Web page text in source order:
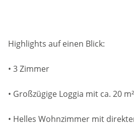
Highlights auf einen Blick:
• 3 Zimmer
• Großzügige Loggia mit ca. 20 m²
• Helles Wohnzimmer mit